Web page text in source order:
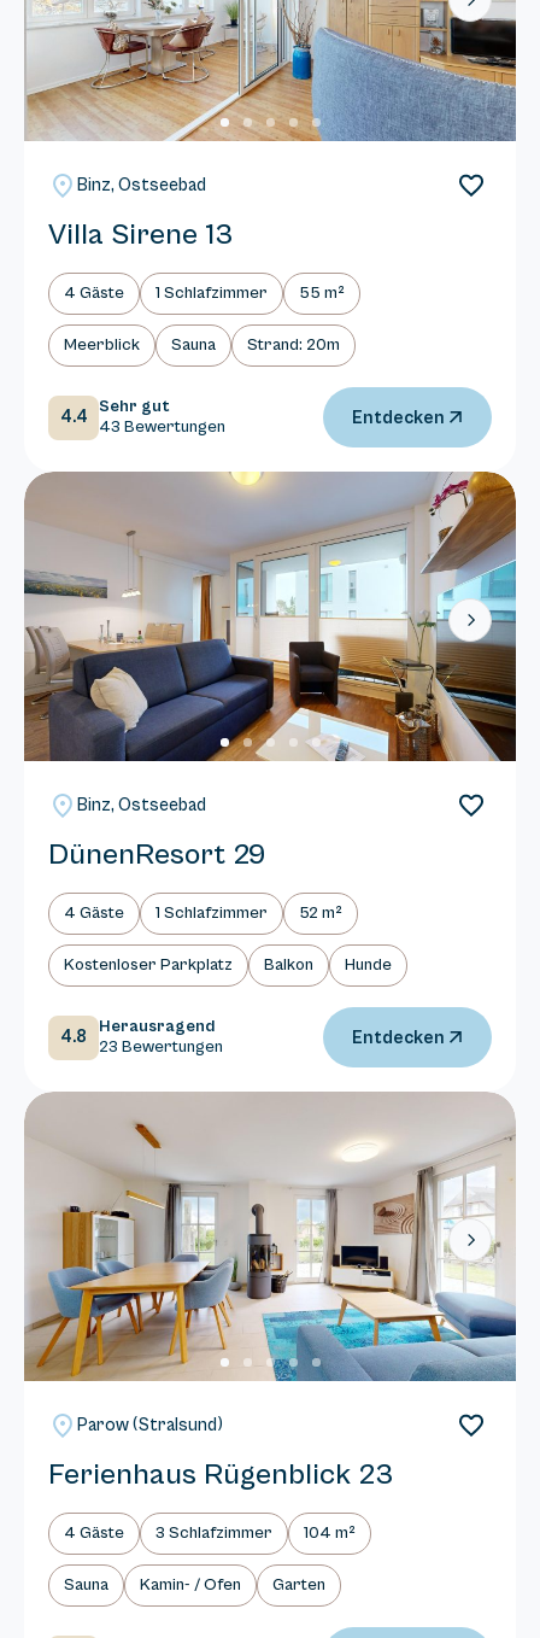
Next
Binz, Ostseebad
Villa Sirene 13
4 Gäste 1 Schlafzimmer 55 m²
Meerblick Sauna Strand: 20m
4.4
Sehr gut
43 Bewertungen
Entdecken
Next
Binz, Ostseebad
DünenResort 29
4 Gäste 1 Schlafzimmer 52 m²
Kostenloser Parkplatz Balkon Hunde
4.8
Herausragend
23 Bewertungen
Entdecken
Next
Parow (Stralsund)
Ferienhaus Rügenblick 23
4 Gäste 3 Schlafzimmer 104 m²
Sauna Kamin- / Ofen Garten